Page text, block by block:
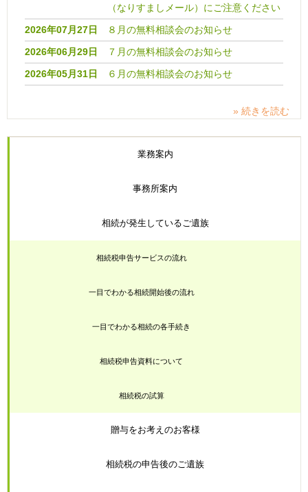
（なりすましメール）にご注意ください
2026年07月27日
８月の無料相談会のお知らせ
2026年06月29日
７月の無料相談会のお知らせ
2026年05月31日
６月の無料相談会のお知らせ
» 続きを読む
業務案内
事務所案内
相続が発生しているご遺族
相続税申告サービスの流れ
一目でわかる相続開始後の流れ
一目でわかる相続の各手続き
相続税申告資料について
相続税の試算
贈与をお考えのお客様
相続税の申告後のご遺族